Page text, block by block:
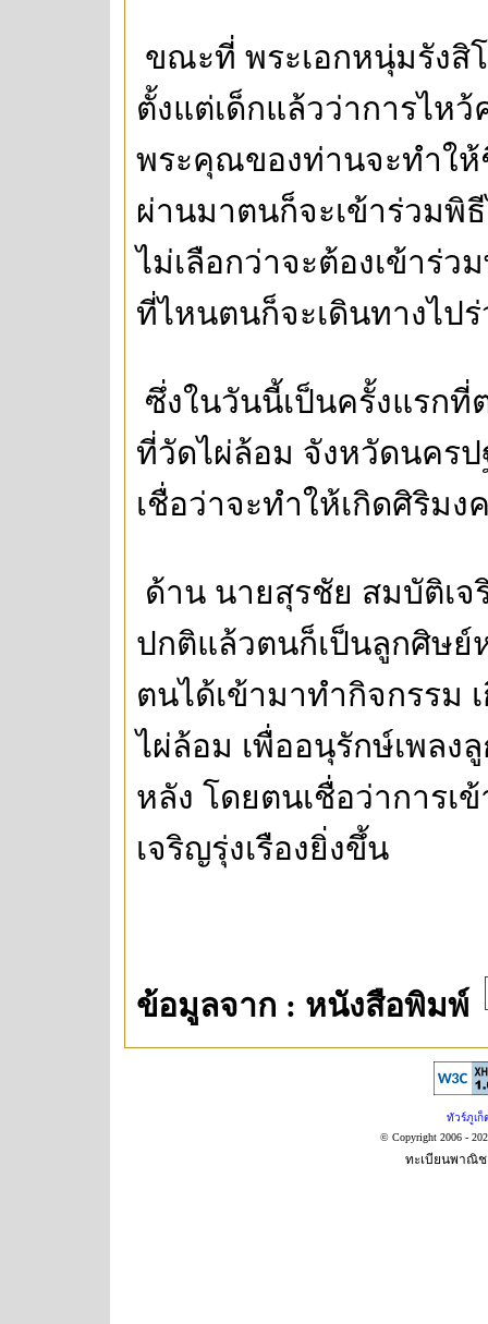
ขณะที่ พระเอกหนุ่มรังสิ
ตั้งแต่เด็กแล้วว่าการไห
พระคุณของท่านจะทำให้
ผ่านมาตนก็จะเข้าร่วมพิ
ไม่เลือกว่าจะต้องเข้าร่
ที่ไหนตนก็จะเดินทางไป
ซึ่งในวันนี้เป็นครั้งแรก
ที่วัดไผ่ล้อม จังหวัดนคร
เชื่อว่าจะทำให้เกิดศิริม
ด้าน นายสุรชัย สมบัติเ
ปกติแล้วตนก็เป็นลูกศิษ
ตนได้เข้ามาทำกิจกรรม
ไผ่ล้อม เพื่ออนุรักษ์เพลง
หลัง โดยตนเชื่อว่าการเ
เจริญรุ่งเรืองยิ่งขึ้น
ข้อมูลจาก : หนังสือพิมพ์
ทัวร์ภูเก็
© Copyright 2006 -
ทะเบียนพาณิช